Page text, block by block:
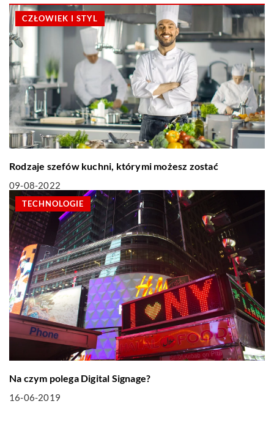
CZŁOWIEK I STYL
Rodzaje szefów kuchni, którymi możesz zostać
09-08-2022
TECHNOLOGIE
Na czym polega Digital Signage?
16-06-2019